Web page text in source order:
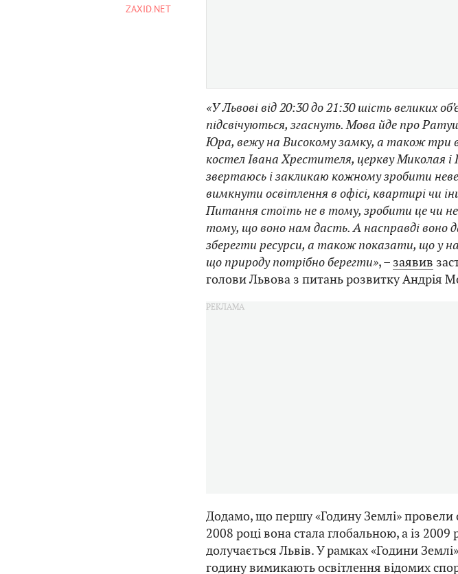
ZAXID.NET
«У Львові від 20:30 до 21:30 шість великих
підсвічуються, згаснуть. Мова йде про
Юра, вежу на Високому замку, а також три
костел Івана Хрестителя, церкву Миколая
звертаюсь і закликаю кожному зробити
вимкнути освітлення в офісі, квартирі чи
Питання стоїть не в тому, зробити це чи
тому, що воно нам дасть. А насправді воно
зберегти ресурси, а також показати, що у
що природу потрібно берегти», – заявив
голови Львова з питань розвитку Андрія
Додамо, що першу «Годину Землі» провели
2008 році вона стала глобальною, а із 2009
долучається Львів. У рамках «Години Землі»
годину вимикають освітлення відомих